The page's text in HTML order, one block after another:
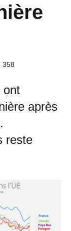
358
ont
après
reste